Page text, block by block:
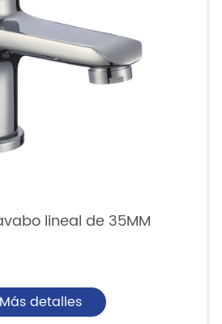
lineal de 35MM
Más detalles